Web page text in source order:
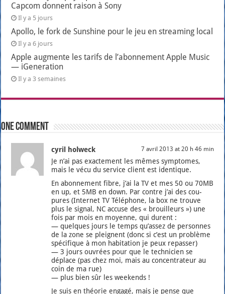
Capcom donnent raison à Sony
Il y a 5 jours
Apollo, le fork de Sunshine pour le jeu en streaming local
Il y a 6 jours
Apple augmente les tarifs de l’abonnement Apple Music
— iGeneration
Il y a 3 semaines
One comment
cyril holweck 7 avril 2013 at 20 h 46 min
Je n’ai pas exac­te­ment les mêmes symp­tomes,
mais le vécu du ser­vice client est iden­tique.
En abon­ne­ment fibre, j’ai la TV et mes 50 ou 70MB
en up, et 5MB en down. Par contre j’ai des cou­
pures (Inter­net TV Télé­phone, la box ne trouve
plus le signal, NC accuse des « brouilleurs ») une
fois par mois en moyenne, qui durent :
— quelques jours le temps qu’assez de per­sonnes
de la zone se pleignent (donc si c’est un pro­blème
spé­ci­fique à mon habi­ta­tion je peux repas­ser)
— 3 jours ouvrées pour que le tech­ni­cien se
déplace (pas chez moi, mais au concen­tra­teur au
coin de ma rue)
— plus bien sûr les wee­kends !
Je suis en théo­rie enga­gé, mais je pense que